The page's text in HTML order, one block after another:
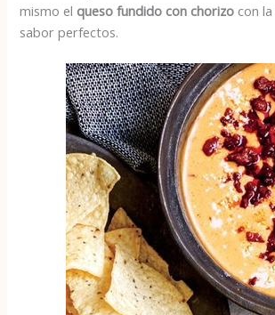
mismo el queso fundido con chorizo con
sabor perfectos.